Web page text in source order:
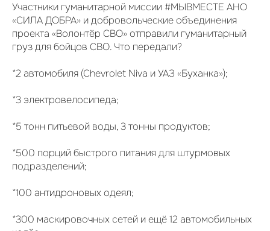
Участники гуманитарной миссии #МЫВМЕСТЕ АНО
«СИЛА ДОБРА» и добровольческие объединения
проекта «Волонтёр СВО» отправили гуманитарный
груз для бойцов СВО. Что передали?
*2 автомобиля (Chevrolet Niva и УАЗ «Буханка»);
*3 электровелосипеда;
*5 тонн питьевой воды, 3 тонны продуктов;
*500 порций быстрого питания для штурмовых
подразделений;
*100 антидроновых одеял;
*300 маскировочных сетей и ещё 12 автомобильных